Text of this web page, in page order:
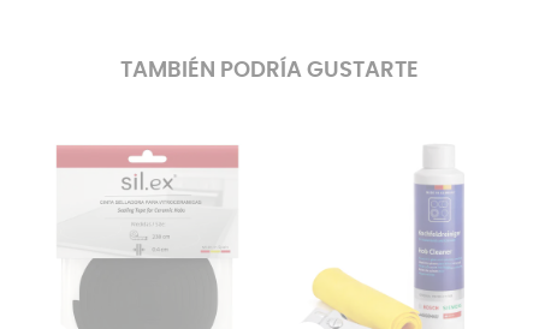
TAMBIÉN PODRÍA GUSTARTE